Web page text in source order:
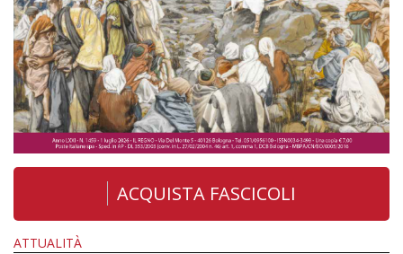
ACQUISTA FASCICOLI
ATTUALITÀ